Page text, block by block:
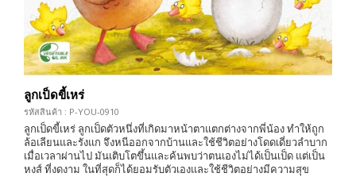
ลูกเป็ดขี้เหร่
รหัสสินค้า : P-YOU-0910
ลูกเป็ดขี้เหร่ ลูกเป็ดตัวหนึ่งที่เกิดมาหน้าตาแตกต่างจากพี่น้อง ทำให้ถูก
ล้อเลียนและรังแก จึงหนีออกจากบ้านและใช้ชีวิตอย่างโดดเดี่ยวลำบาก
เมื่อเวลาผ่านไป มันเติบโตขึ้นและค้นพบว่าตนเองไม่ได้เป็นเป็ด แต่เป็น
หงส์ ที่งดงาม ในที่สุดก็ได้ยอมรับตัวเองและใช้ชีวิตอย่างมีความสุข